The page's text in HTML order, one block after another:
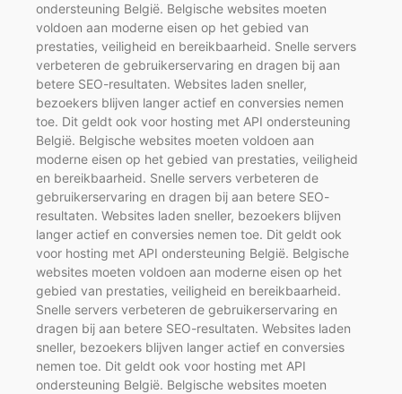
ondersteuning België. Belgische websites moeten
voldoen aan moderne eisen op het gebied van
prestaties, veiligheid en bereikbaarheid. Snelle servers
verbeteren de gebruikerservaring en dragen bij aan
betere SEO-resultaten. Websites laden sneller,
bezoekers blijven langer actief en conversies nemen
toe. Dit geldt ook voor hosting met API ondersteuning
België. Belgische websites moeten voldoen aan
moderne eisen op het gebied van prestaties, veiligheid
en bereikbaarheid. Snelle servers verbeteren de
gebruikerservaring en dragen bij aan betere SEO-
resultaten. Websites laden sneller, bezoekers blijven
langer actief en conversies nemen toe. Dit geldt ook
voor hosting met API ondersteuning België. Belgische
websites moeten voldoen aan moderne eisen op het
gebied van prestaties, veiligheid en bereikbaarheid.
Snelle servers verbeteren de gebruikerservaring en
dragen bij aan betere SEO-resultaten. Websites laden
sneller, bezoekers blijven langer actief en conversies
nemen toe. Dit geldt ook voor hosting met API
ondersteuning België. Belgische websites moeten